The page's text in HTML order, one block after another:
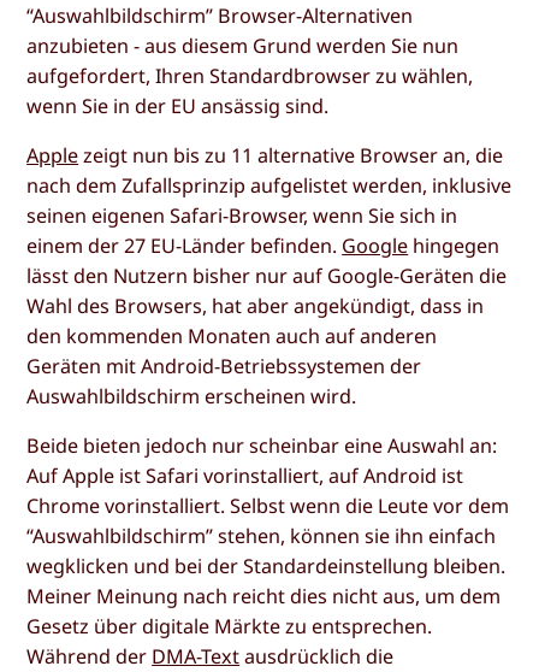
“Auswahlbildschirm” Browser-Alternativen
anzubieten - aus diesem Grund werden Sie nun
aufgefordert, Ihren Standardbrowser zu wählen,
wenn Sie in der EU ansässig sind.
Applezeigt nun bis zu 11 alternative Browser an, die
nach dem Zufallsprinzip aufgelistet werden, inklusive
seinen eigenen Safari-Browser, wenn Sie sich in
einem der 27 EU-Länder befinden. Google hingegen
lässt den Nutzern bisher nur auf Google-Geräten die
Wahl des Browsers, hat aber angekündigt, dass in
den kommenden Monaten auch auf anderen
Geräten mit Android-Betriebssystemen der
Auswahlbildschirm erscheinen wird.
Beide bieten jedoch nur scheinbar eine Auswahl an:
Auf Apple ist Safari vorinstalliert, auf Android ist
Chrome vorinstalliert. Selbst wenn die Leute vor dem
“Auswahlbildschirm” stehen, können sie ihn einfach
wegklicken und bei der Standardeinstellung bleiben.
Meiner Meinung nach reicht dies nicht aus, um dem
Gesetz über digitale Märkte zu entsprechen.
Während der DMA-Textausdrücklich die